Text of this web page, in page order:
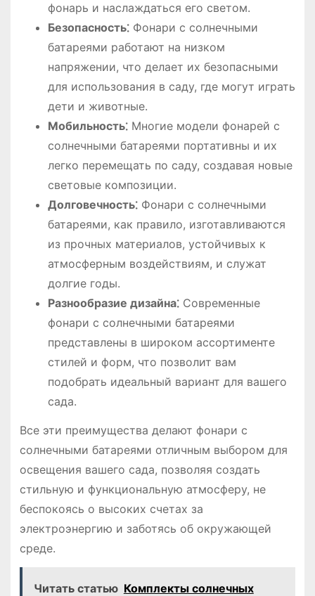
фонарь и наслаждаться его светом.
Безопасность⁚Фонари с солнечными
батареями работают на низком
напряжении, что делает их безопасными
для использования в саду, где могут играть
дети и животные.
Мобильность⁚Многие модели фонарей с
солнечными батареями портативны и их
легко перемещать по саду, создавая новые
световые композиции.
Долговечность⁚Фонари с солнечными
батареями, как правило, изготавливаются
из прочных материалов, устойчивых к
атмосферным воздействиям, и служат
долгие годы.
Разнообразие дизайна⁚Современные
фонари с солнечными батареями
представлены в широком ассортименте
стилей и форм, что позволит вам
подобрать идеальный вариант для вашего
сада.
Все эти преимущества делают фонари с
солнечными батареями отличным выбором для
освещения вашего сада, позволяя создать
стильную и функциональную атмосферу, не
беспокоясь о высоких счетах за
электроэнергию и заботясь об окружающей
среде.
Читать статью Комплекты солнечных